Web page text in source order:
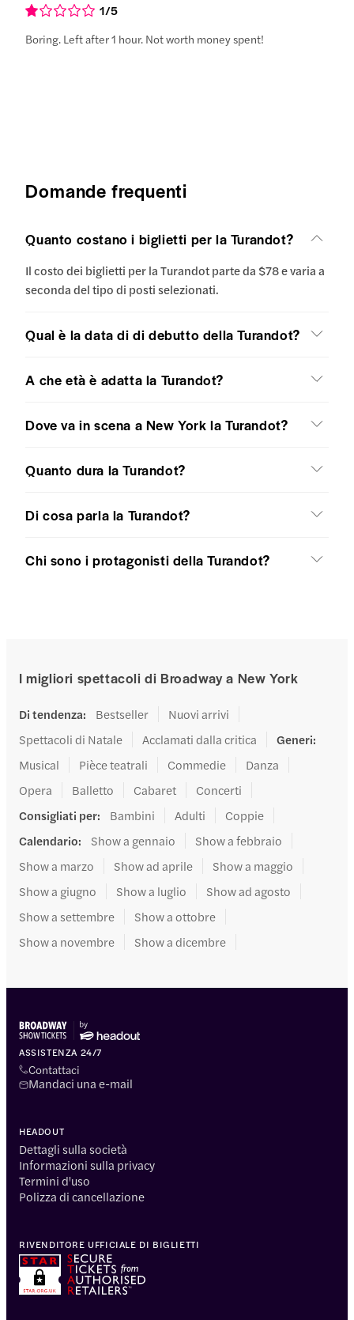
1/5
Boring. Left after 1 hour. Not worth money spent!
Domande frequenti
Quanto costano i biglietti per la Turandot?
Il costo dei biglietti per la Turandot parte da $78 e varia a
seconda del tipo di posti selezionati.
Qual è la data di di debutto della Turandot?
A che età è adatta la Turandot?
Dove va in scena a New York la Turandot?
Quanto dura la Turandot?
Di cosa parla la Turandot?
Chi sono i protagonisti della Turandot?
I migliori spettacoli di Broadway a New York
Di tendenza: Bestseller
Nuovi arrivi
Spettacoli di Natale
Acclamati dalla critica Generi:
Musical
Pièce teatrali Commedie
Danza
Opera
Balletto Cabaret
Concerti
Consigliati per: Bambini Adulti
Coppie
Calendario: Show a gennaio
Show a febbraio
Show a marzo
Show ad aprile
Show a maggio
Show a giugno
Show a luglio
Show ad agosto
Show a settembre
Show a ottobre
Show a novembre
Show a dicembre
ASSISTENZA 24/7
Contattaci
Mandaci una e-mail
HEADOUT
Dettagli sulla società
Informazioni sulla privacy
Termini d'uso
Polizza di cancellazione
RIVENDITORE UFFICIALE DI BIGLIETTI